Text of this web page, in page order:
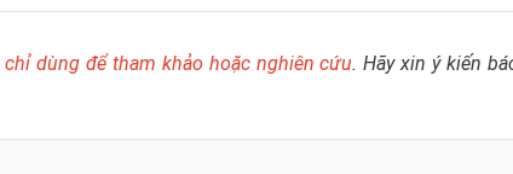
chỉ dùng để tham khảo hoặc nghiên cứu. Hãy xin ý kiến